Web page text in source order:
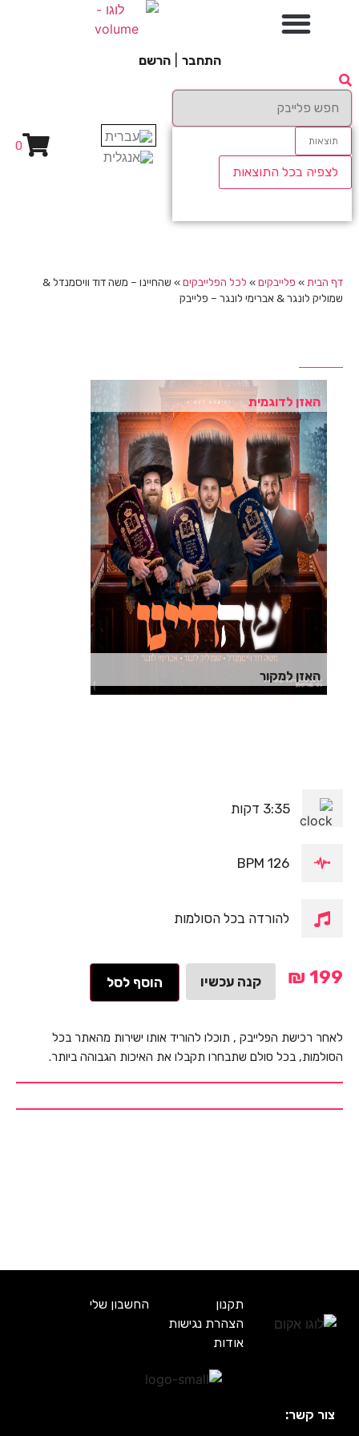
התחבר הרשם
תוצאות
לצפיה בכל התוצאות
0
דף הבית » פלייבקים» לכל הפלייבקים» שהחיינו – משה דוד וויסמנדל &
שמוליק לונגר & אברימי לונגר – פלייבק
האזן לדוגמית
האזן למקור
3:35 דקות
126 BPM
להורדה בכל הסולמות
₪ 199 קנה עכשיו הוסף לסל
לאחר רכישת הפלייבק , תוכלו להוריד אותו ישירות מהאתר בכל
הסולמות, בכל סולם שתבחרו תקבלו את האיכות הגבוהה ביותר.
תקנון
החשבון שלי
הצהרת נגישות
אודות
צור קשר: